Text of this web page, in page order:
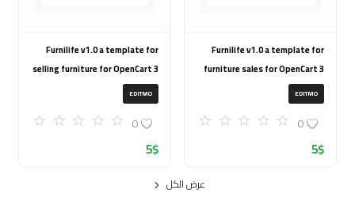
Furnilife v1.0 a template for
furniture sales for OpenCart 3
(ZIP)
EDITMO
0
5$
Furnilife v1.0 a template for
selling furniture for OpenCart 3
(ZIP)
EDITMO
0
5$
عرض الكل